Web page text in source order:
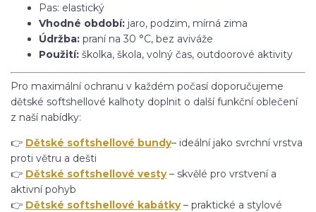
Pas: elastický
Vhodné období: jaro, podzim, mírná zima
Údržba: praní na 30 °C, bez aviváže
Použití: školka, škola, volný čas, outdoorové aktivity
Pro maximální ochranu v každém počasí doporučujeme
dětské softshellové kalhoty doplnit o další funkční oblečení
z naší nabídky:
👉 Dětské softshellové bundy– ideální jako svrchní vrstva
proti větru a dešti
👉 Dětské softshellové vesty– skvělé pro vrstvení a
aktivní pohyb
👉 Dětské softshellové kabátky– praktické a stylové